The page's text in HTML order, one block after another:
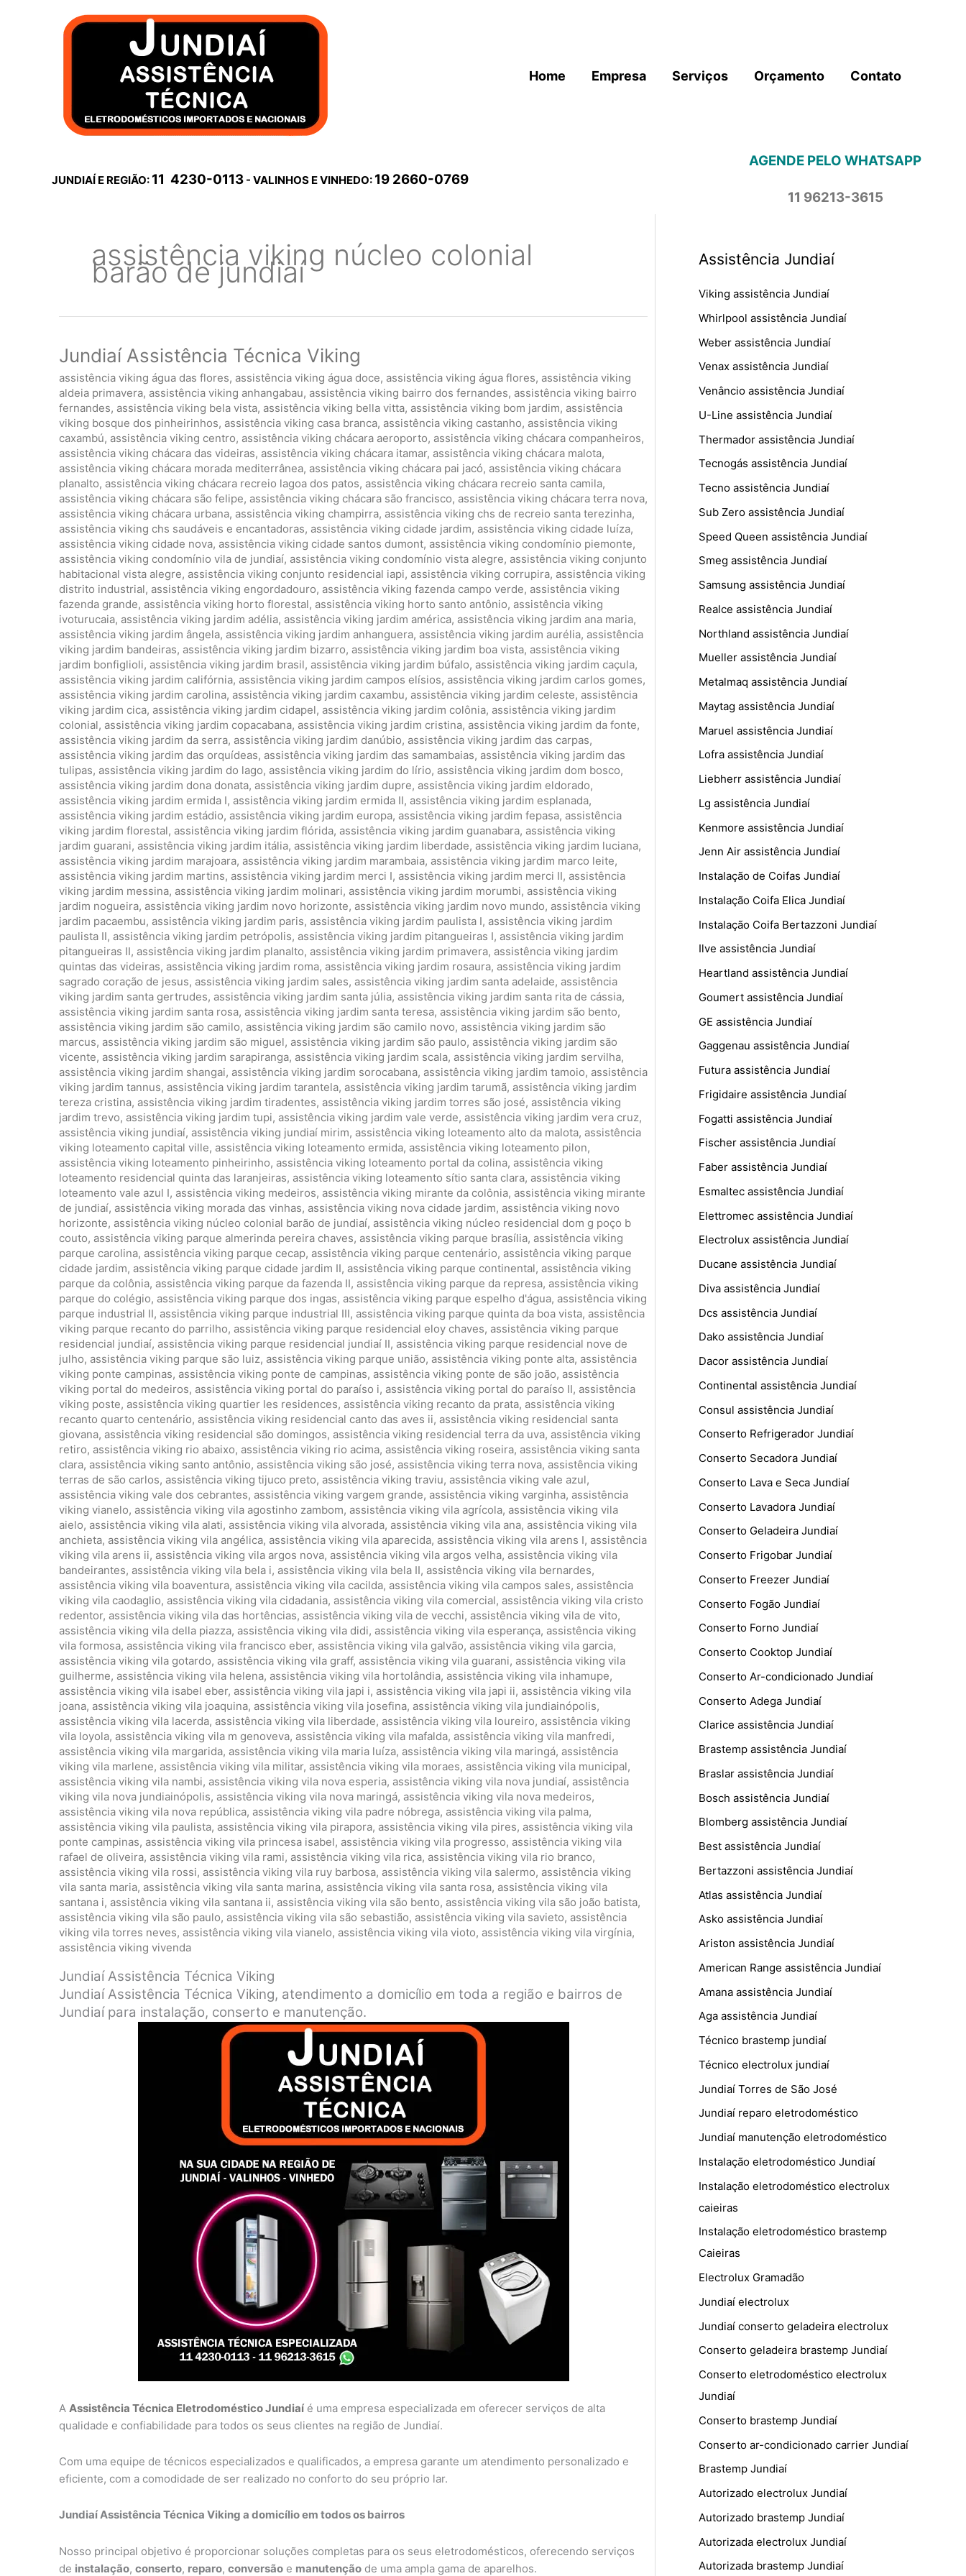
Home Empresa Serviços Orçamento Contato
JUNDIAÍ E REGIÃO: 11 4230-0113 - VALINHOS E VINHEDO: 19 2660-0769
AGENDE PELO WHATSAPP
11 96213-3615
assistência viking núcleo colonial
barão de jundiaí
Jundiaí Assistência Técnica Viking
assistência viking água das flores, assistência viking água doce, assistência viking água flores, assistência viking
aldeia primavera, assistência viking anhangabau, assistência viking bairro dos fernandes, assistência viking bairro
fernandes, assistência viking bela vista, assistência viking bella vitta, assistência viking bom jardim, assistência
viking bosque dos pinheirinhos, assistência viking casa branca, assistência viking castanho, assistência viking
caxambú, assistência viking centro, assistência viking chácara aeroporto, assistência viking chácara companheiros,
assistência viking chácara das videiras, assistência viking chácara itamar, assistência viking chácara malota,
assistência viking chácara morada mediterrânea, assistência viking chácara pai jacó, assistência viking chácara
planalto, assistência viking chácara recreio lagoa dos patos, assistência viking chácara recreio santa camila,
assistência viking chácara são felipe, assistência viking chácara são francisco, assistência viking chácara terra nova,
assistência viking chácara urbana, assistência viking champirra, assistência viking chs de recreio santa terezinha,
assistência viking chs saudáveis e encantadoras, assistência viking cidade jardim, assistência viking cidade luíza,
assistência viking cidade nova, assistência viking cidade santos dumont, assistência viking condomínio piemonte,
assistência viking condomínio vila de jundiaí, assistência viking condomínio vista alegre, assistência viking conjunto
habitacional vista alegre, assistência viking conjunto residencial iapi, assistência viking corrupira, assistência viking
distrito industrial, assistência viking engordadouro, assistência viking fazenda campo verde, assistência viking
fazenda grande, assistência viking horto florestal, assistência viking horto santo antônio, assistência viking
ivoturucaia, assistência viking jardim adélia, assistência viking jardim américa, assistência viking jardim ana maria,
assistência viking jardim ângela, assistência viking jardim anhanguera, assistência viking jardim aurélia, assistência
viking jardim bandeiras, assistência viking jardim bizarro, assistência viking jardim boa vista, assistência viking
jardim bonfiglioli, assistência viking jardim brasil, assistência viking jardim búfalo, assistência viking jardim caçula,
assistência viking jardim califórnia, assistência viking jardim campos elísios, assistência viking jardim carlos gomes,
assistência viking jardim carolina, assistência viking jardim caxambu, assistência viking jardim celeste, assistência
viking jardim cica, assistência viking jardim cidapel, assistência viking jardim colônia, assistência viking jardim
colonial, assistência viking jardim copacabana, assistência viking jardim cristina, assistência viking jardim da fonte,
assistência viking jardim da serra, assistência viking jardim danúbio, assistência viking jardim das carpas,
assistência viking jardim das orquídeas, assistência viking jardim das samambaias, assistência viking jardim das
tulipas, assistência viking jardim do lago, assistência viking jardim do lírio, assistência viking jardim dom bosco,
assistência viking jardim dona donata, assistência viking jardim dupre, assistência viking jardim eldorado,
assistência viking jardim ermida I, assistência viking jardim ermida II, assistência viking jardim esplanada,
assistência viking jardim estádio, assistência viking jardim europa, assistência viking jardim fepasa, assistência
viking jardim florestal, assistência viking jardim flórida, assistência viking jardim guanabara, assistência viking
jardim guarani, assistência viking jardim itália, assistência viking jardim liberdade, assistência viking jardim luciana,
assistência viking jardim marajoara, assistência viking jardim marambaia, assistência viking jardim marco leite,
assistência viking jardim martins, assistência viking jardim merci I, assistência viking jardim merci II, assistência
viking jardim messina, assistência viking jardim molinari, assistência viking jardim morumbi, assistência viking
jardim nogueira, assistência viking jardim novo horizonte, assistência viking jardim novo mundo, assistência viking
jardim pacaembu, assistência viking jardim paris, assistência viking jardim paulista I, assistência viking jardim
paulista II, assistência viking jardim petrópolis, assistência viking jardim pitangueiras I, assistência viking jardim
pitangueiras II, assistência viking jardim planalto, assistência viking jardim primavera, assistência viking jardim
quintas das videiras, assistência viking jardim roma, assistência viking jardim rosaura, assistência viking jardim
sagrado coração de jesus, assistência viking jardim sales, assistência viking jardim santa adelaide, assistência
viking jardim santa gertrudes, assistência viking jardim santa júlia, assistência viking jardim santa rita de cássia,
assistência viking jardim santa rosa, assistência viking jardim santa teresa, assistência viking jardim são bento,
assistência viking jardim são camilo, assistência viking jardim são camilo novo, assistência viking jardim são
marcus, assistência viking jardim são miguel, assistência viking jardim são paulo, assistência viking jardim são
vicente, assistência viking jardim sarapiranga, assistência viking jardim scala, assistência viking jardim servilha,
assistência viking jardim shangai, assistência viking jardim sorocabana, assistência viking jardim tamoio, assistência
viking jardim tannus, assistência viking jardim tarantela, assistência viking jardim tarumã, assistência viking jardim
tereza cristina, assistência viking jardim tiradentes, assistência viking jardim torres são josé, assistência viking
jardim trevo, assistência viking jardim tupi, assistência viking jardim vale verde, assistência viking jardim vera cruz,
assistência viking jundiaí, assistência viking jundiaí mirim, assistência viking loteamento alto da malota, assistência
viking loteamento capital ville, assistência viking loteamento ermida, assistência viking loteamento pilon,
assistência viking loteamento pinheirinho, assistência viking loteamento portal da colina, assistência viking
loteamento residencial quinta das laranjeiras, assistência viking loteamento sítio santa clara, assistência viking
loteamento vale azul I, assistência viking medeiros, assistência viking mirante da colônia, assistência viking mirante
de jundiaí, assistência viking morada das vinhas, assistência viking nova cidade jardim, assistência viking novo
horizonte, assistência viking núcleo colonial barão de jundiaí, assistência viking núcleo residencial dom g poço b
couto, assistência viking parque almerinda pereira chaves, assistência viking parque brasília, assistência viking
parque carolina, assistência viking parque cecap, assistência viking parque centenário, assistência viking parque
cidade jardim, assistência viking parque cidade jardim II, assistência viking parque continental, assistência viking
parque da colônia, assistência viking parque da fazenda II, assistência viking parque da represa, assistência viking
parque do colégio, assistência viking parque dos ingas, assistência viking parque espelho d'água, assistência viking
parque industrial II, assistência viking parque industrial III, assistência viking parque quinta da boa vista, assistência
viking parque recanto do parrilho, assistência viking parque residencial eloy chaves, assistência viking parque
residencial jundiaí, assistência viking parque residencial jundiaí II, assistência viking parque residencial nove de
julho, assistência viking parque são luiz, assistência viking parque união, assistência viking ponte alta, assistência
viking ponte campinas, assistência viking ponte de campinas, assistência viking ponte de são joão, assistência
viking portal do medeiros, assistência viking portal do paraíso i, assistência viking portal do paraíso II, assistência
viking poste, assistência viking quartier les residences, assistência viking recanto da prata, assistência viking
recanto quarto centenário, assistência viking residencial canto das aves ii, assistência viking residencial santa
giovana, assistência viking residencial são domingos, assistência viking residencial terra da uva, assistência viking
retiro, assistência viking rio abaixo, assistência viking rio acima, assistência viking roseira, assistência viking santa
clara, assistência viking santo antônio, assistência viking são josé, assistência viking terra nova, assistência viking
terras de são carlos, assistência viking tijuco preto, assistência viking traviu, assistência viking vale azul,
assistência viking vale dos cebrantes, assistência viking vargem grande, assistência viking varginha, assistência
viking vianelo, assistência viking vila agostinho zambom, assistência viking vila agrícola, assistência viking vila
aielo, assistência viking vila alati, assistência viking vila alvorada, assistência viking vila ana, assistência viking vila
anchieta, assistência viking vila angélica, assistência viking vila aparecida, assistência viking vila arens I, assistência
viking vila arens ii, assistência viking vila argos nova, assistência viking vila argos velha, assistência viking vila
bandeirantes, assistência viking vila bela i, assistência viking vila bela II, assistência viking vila bernardes,
assistência viking vila boaventura, assistência viking vila cacilda, assistência viking vila campos sales, assistência
viking vila caodaglio, assistência viking vila cidadania, assistência viking vila comercial, assistência viking vila cristo
redentor, assistência viking vila das hortências, assistência viking vila de vecchi, assistência viking vila de vito,
assistência viking vila della piazza, assistência viking vila didi, assistência viking vila esperança, assistência viking
vila formosa, assistência viking vila francisco eber, assistência viking vila galvão, assistência viking vila garcia,
assistência viking vila gotardo, assistência viking vila graff, assistência viking vila guarani, assistência viking vila
guilherme, assistência viking vila helena, assistência viking vila hortolândia, assistência viking vila inhamupe,
assistência viking vila isabel eber, assistência viking vila japi i, assistência viking vila japi ii, assistência viking vila
joana, assistência viking vila joaquina, assistência viking vila josefina, assistência viking vila jundiainópolis,
assistência viking vila lacerda, assistência viking vila liberdade, assistência viking vila loureiro, assistência viking
vila loyola, assistência viking vila m genoveva, assistência viking vila mafalda, assistência viking vila manfredi,
assistência viking vila margarida, assistência viking vila maria luíza, assistência viking vila maringá, assistência
viking vila marlene, assistência viking vila militar, assistência viking vila moraes, assistência viking vila municipal,
assistência viking vila nambi, assistência viking vila nova esperia, assistência viking vila nova jundiaí, assistência
viking vila nova jundiainópolis, assistência viking vila nova maringá, assistência viking vila nova medeiros,
assistência viking vila nova república, assistência viking vila padre nóbrega, assistência viking vila palma,
assistência viking vila paulista, assistência viking vila pirapora, assistência viking vila pires, assistência viking vila
ponte campinas, assistência viking vila princesa isabel, assistência viking vila progresso, assistência viking vila
rafael de oliveira, assistência viking vila rami, assistência viking vila rica, assistência viking vila rio branco,
assistência viking vila rossi, assistência viking vila ruy barbosa, assistência viking vila salermo, assistência viking
vila santa maria, assistência viking vila santa marina, assistência viking vila santa rosa, assistência viking vila
santana i, assistência viking vila santana ii, assistência viking vila são bento, assistência viking vila são joão batista,
assistência viking vila são paulo, assistência viking vila são sebastião, assistência viking vila savieto, assistência
viking vila torres neves, assistência viking vila vianelo, assistência viking vila vioto, assistência viking vila virgínia,
assistência viking vivenda
Jundiaí Assistência Técnica Viking
Jundiaí Assistência Técnica Viking, atendimento a domicílio em toda a região e bairros de
Jundiaí para instalação, conserto e manutenção.
A Assistência Técnica Eletrodoméstico Jundiaí é uma empresa especializada em oferecer serviços de alta
qualidade e confiabilidade para todos os seus clientes na região de Jundiaí.
Com uma equipe de técnicos especializados e qualificados, a empresa garante um atendimento personalizado e
eficiente, com a comodidade de ser realizado no conforto do seu próprio lar.
Jundiaí Assistência Técnica Viking a domicílio em todos os bairros
Nosso principal objetivo é proporcionar soluções completas para os seus eletrodomésticos, oferecendo serviços
de instalação, conserto, reparo, conversão e manutenção de uma ampla gama de aparelhos.
Assistência Jundiaí
Viking assistência Jundiaí
Whirlpool assistência Jundiaí
Weber assistência Jundiaí
Venax assistência Jundiaí
Venâncio assistência Jundiaí
U-Line assistência Jundiaí
Thermador assistência Jundiaí
Tecnogás assistência Jundiaí
Tecno assistência Jundiaí
Sub Zero assistência Jundiaí
Speed Queen assistência Jundiaí
Smeg assistência Jundiaí
Samsung assistência Jundiaí
Realce assistência Jundiaí
Northland assistência Jundiaí
Mueller assistência Jundiaí
Metalmaq assistência Jundiaí
Maytag assistência Jundiaí
Maruel assistência Jundiaí
Lofra assistência Jundiaí
Liebherr assistência Jundiaí
Lg assistência Jundiaí
Kenmore assistência Jundiaí
Jenn Air assistência Jundiaí
Instalação de Coifas Jundiaí
Instalação Coifa Elica Jundiaí
Instalação Coifa Bertazzoni Jundiaí
Ilve assistência Jundiaí
Heartland assistência Jundiaí
Goumert assistência Jundiaí
GE assistência Jundiaí
Gaggenau assistência Jundiaí
Futura assistência Jundiaí
Frigidaire assistência Jundiaí
Fogatti assistência Jundiaí
Fischer assistência Jundiaí
Faber assistência Jundiaí
Esmaltec assistência Jundiaí
Elettromec assistência Jundiaí
Electrolux assistência Jundiaí
Ducane assistência Jundiaí
Diva assistência Jundiaí
Dcs assistência Jundiaí
Dako assistência Jundiaí
Dacor assistência Jundiaí
Continental assistência Jundiaí
Consul assistência Jundiaí
Conserto Refrigerador Jundiaí
Conserto Secadora Jundiaí
Conserto Lava e Seca Jundiaí
Conserto Lavadora Jundiaí
Conserto Geladeira Jundiaí
Conserto Frigobar Jundiaí
Conserto Freezer Jundiaí
Conserto Fogão Jundiaí
Conserto Forno Jundiaí
Conserto Cooktop Jundiaí
Conserto Ar-condicionado Jundiaí
Conserto Adega Jundiaí
Clarice assistência Jundiaí
Brastemp assistência Jundiaí
Braslar assistência Jundiaí
Bosch assistência Jundiaí
Blomberg assistência Jundiaí
Best assistência Jundiaí
Bertazzoni assistência Jundiaí
Atlas assistência Jundiaí
Asko assistência Jundiaí
Ariston assistência Jundiaí
American Range assistência Jundiaí
Amana assistência Jundiaí
Aga assistência Jundiaí
Técnico brastemp jundiaí
Técnico electrolux jundiaí
Jundiaí Torres de São José
Jundiaí reparo eletrodoméstico
Jundiaí manutenção eletrodoméstico
Instalação eletrodoméstico Jundiaí
Instalação eletrodoméstico electrolux
caieiras
Instalação eletrodoméstico brastemp
Caieiras
Electrolux Gramadão
Jundiaí electrolux
Jundiaí conserto geladeira electrolux
Conserto geladeira brastemp Jundiaí
Conserto eletrodoméstico electrolux
Jundiaí
Conserto brastemp Jundiaí
Conserto ar-condicionado carrier Jundiaí
Brastemp Jundiaí
Autorizado electrolux Jundiaí
Autorizado brastemp Jundiaí
Autorizada electrolux Jundiaí
Autorizada brastemp Jundiaí